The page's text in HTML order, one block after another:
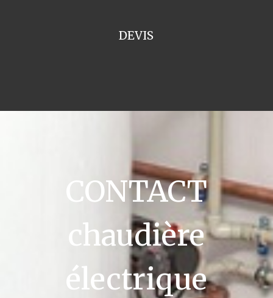
DEVIS
CONTACT
chaudière
électrique